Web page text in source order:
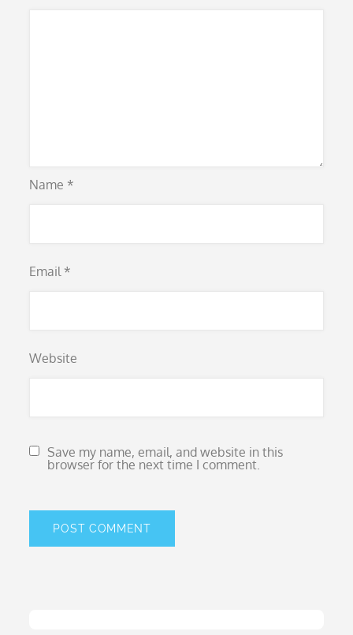
Name *
Email *
Website
Save my name, email, and website in this
browser for the next time I comment.